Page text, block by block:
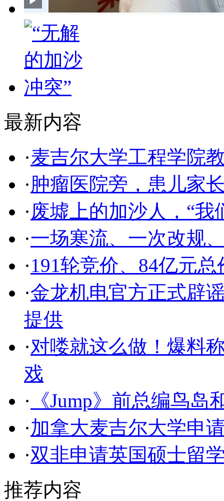
最新内容
·麦吉尔大学工程学院
·肿瘤医院旁，患儿家
·废墟上的加沙人，“我
·一场寒流、一次改规
·191轮竞价、84亿元
·金龙机电官方正式辟
提供
·对喽就这么做！爆料
戏
· 《Jump》前总编鸟
·加拿大麦吉尔大学申
·双非申请英国硕士留
推荐内容